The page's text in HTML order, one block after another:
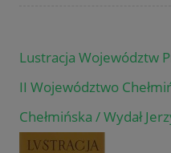
Lustracja Województw
II Województwo
Chełmińska / Wydał